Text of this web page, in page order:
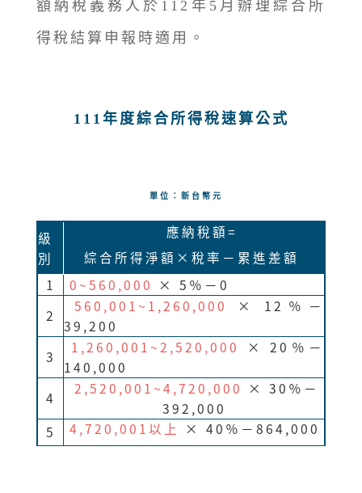
額納稅義務人於112年5月辦理綜合所
得稅結算申報時適用。
111年度綜合所得稅速算公式
單位：新台幣元
級
別
應納稅額=
綜合所得淨額×稅率－累進差額
1
0~560,000
× 5％－0
2
560,001~1,260,000
× 12％－
39,200
3
1,260,001~2,520,000
× 20％－
140,000
4
2,520,001~4,720,000
× 30％－
392 ,000
5
4,720,001以上 × 40％－864,000